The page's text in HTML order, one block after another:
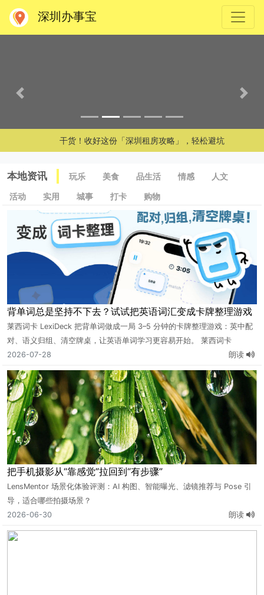
深圳办事宝
干货！收好这份「深圳租房攻略」，轻松避坑
上一张 下
本地资讯 玩乐 美食 品生活 情感 人文
活动 实用 城事 打卡 购物
背单词总是坚持不下去？试试把英语词汇变成卡牌整理游戏
莱西词卡 LexiDeck 把背单词做成一局 3–5 分钟的卡牌整理游戏：英中配
对、语义归组、清空牌桌，让英语单词学习更容易开始。 莱西词卡
LexiDeck：把英语词汇变成一桌可以配对、归组、清空的词卡 很多人的背
单词流程都很相似：第一天认真选词库、定计划，第二天还能完成打卡；
到了第三天，看到一整页“认识、模糊、不认识”，手已经先去刷别的内容
了。 问题未必
2026-07-28 朗读
把手机摄影从“靠感觉”拉回到“有步骤”
LensMentor 场景化体验评测：AI 构图、智能曝光、滤镜推荐与 Pose 引
导，适合哪些拍摄场景？
2026-06-30
朗读